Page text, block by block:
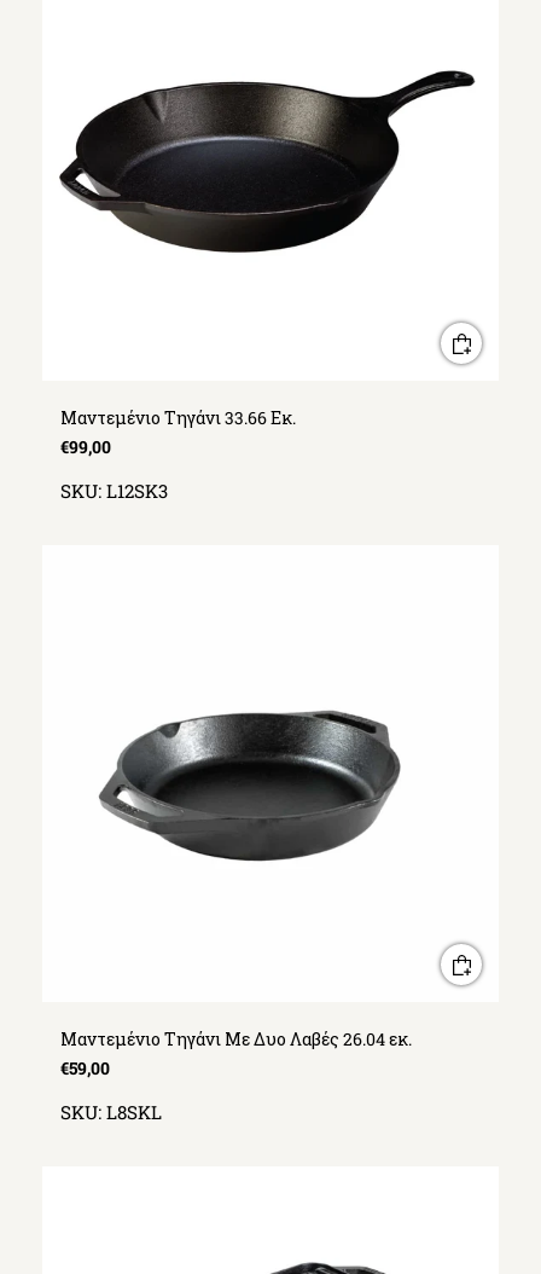
Μαντεμένιο Τηγάνι 33.66 Εκ.
€99,00
SKU: L12SK3
Μαντεμένιο Τηγάνι Με Δυο Λαβές 26.04 εκ.
€59,00
SKU: L8SKL